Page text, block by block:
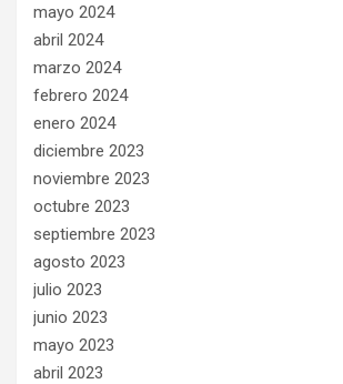
mayo 2024
abril 2024
marzo 2024
febrero 2024
enero 2024
diciembre 2023
noviembre 2023
octubre 2023
septiembre 2023
agosto 2023
julio 2023
junio 2023
mayo 2023
abril 2023